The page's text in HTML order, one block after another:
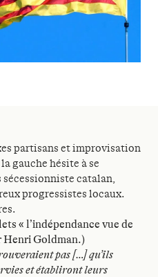
partisans et improvisation
gauche hésite à se
catalan,
progressistes locaux.
« l’indépendance vue de
Henri Goldman.)
pas […] qu’ils
et établiront leurs